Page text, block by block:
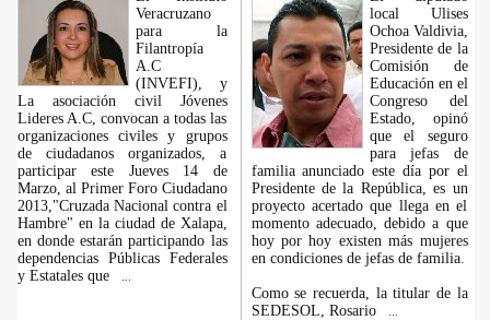
Veracruzano
para la
Filantropía
A.C
(INVEFI), y
La asociación civil Jóvenes
Lideres A.C, convocan a todas las
organizaciones civiles y grupos
de ciudadanos organizados, a
participar este Jueves 14 de
Marzo, al Primer Foro Ciudadano
2013,"Cruzada Nacional contra el
Hambre" en la ciudad de Xalapa,
en donde estarán participando las
dependencias Públicas Federales
y Estatales que
local Ulises
Ochoa Valdivia,
Presidente de la
Comisión de
Educación en el
Congreso del
Estado, opinó
que el seguro
para jefas de
familia anunciado este día por el
Presidente de la República, es un
proyecto acertado que llega en el
momento adecuado, debido a que
hoy por hoy existen más mujeres
en condiciones de jefas de familia.
Como se recuerda, la titular de la
SEDESOL, Rosario